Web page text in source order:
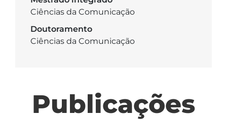
Ciências da Comunicação
Doutoramento
Ciências da Comunicação
Publicações